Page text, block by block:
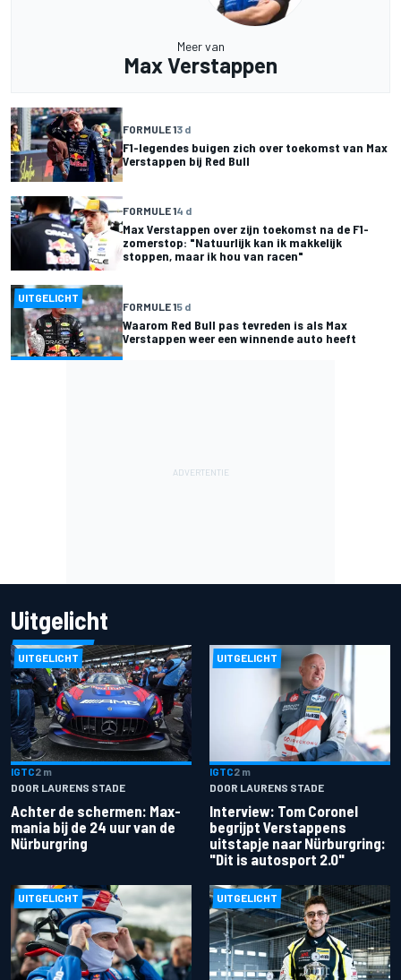
Meer van
Max Verstappen
FORMULE 13 d
F1-legendes buigen zich over toekomst van Max
Verstappen bij Red Bull
FORMULE 14 d
Max Verstappen over zijn toekomst na de F1-
zomerstop: "Natuurlijk kan ik makkelijk
stoppen, maar ik hou van racen"
UITGELICHT
FORMULE 15 d
Waarom Red Bull pas tevreden is als Max
Verstappen weer een winnende auto heeft
Uitgelicht
UITGELICHT
IGTC2 m
DOOR LAURENS STADE
Achter de schermen: Max-
mania bij de 24 uur van de
Nürburgring
UITGELICHT
IGTC2 m
DOOR LAURENS STADE
Interview: Tom Coronel
begrijpt Verstappens
uitstapje naar Nürburgring:
"Dit is autosport 2.0"
UITGELICHT UITGELICHT